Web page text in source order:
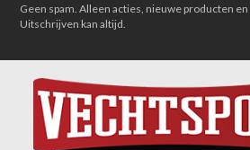
Geen spam. Alleen acties, nieuwe producten
Uitschrijven kan altijd.